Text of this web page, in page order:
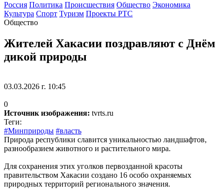
Россия Политика Происшествия Общество Экономика
Культура Спорт Туризм Проекты РТС
Общество
Жителей Хакасии поздравляют с Днём
дикой природы
03.03.2026 г. 10:45
0
Источник изображения: tvrts.ru
Теги:
#Минприроды #власть
Природа республики славится уникальностью ландшафтов,
разнообразием животного и растительного мира.
Для сохранения этих уголков первозданной красоты
правительством Хакасии создано 16 особо охраняемых
природных территорий регионального значения.